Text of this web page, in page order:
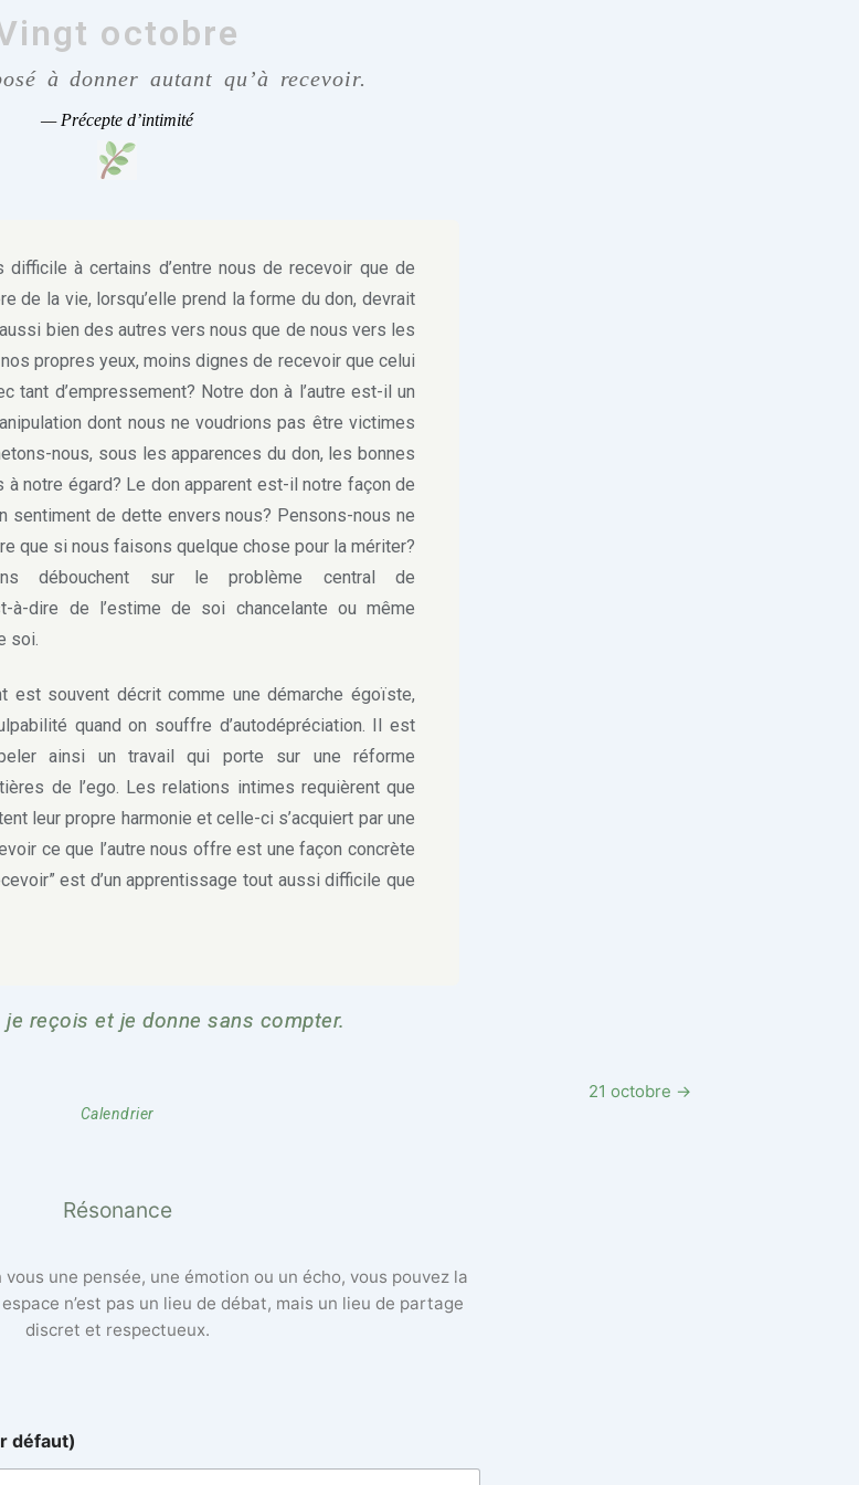
octobre
à donner autant qu’à recevoir.
— Précepte d’intimité
à certains d’entre nous de recevoir que de
de la vie, lorsqu’elle prend la forme du don, devrait
bien des autres vers nous que de nous vers les
propres yeux, moins dignes de recevoir que celui
tant d’empressement? Notre don à l’autre est-il un
dont nous ne voudrions pas être victimes
nous, sous les apparences du don, les bonnes
notre égard? Le don apparent est-il notre façon de
sentiment de dette envers nous? Pensons-nous ne
que si nous faisons quelque chose pour la mériter?
débouchent sur le problème central de
à-dire de l’estime de soi chancelante ou même
soi.
souvent décrit comme une démarche égoïste,
quand on souffre d’autodépréciation. Il est
ainsi un travail qui porte sur une réforme
de l’ego. Les relations intimes requièrent que
leur propre harmonie et celle-ci s’acquiert par une
ce que l’autre nous offre est une façon concrète
est d’un apprentissage tout aussi difficile que
je reçois et je donne sans compter.
21 octobre →
Calendrier
Résonance
une pensée, une émotion ou un écho, vous pouvez la
n’est pas un lieu de débat, mais un lieu de partage
discret et respectueux.
défaut)